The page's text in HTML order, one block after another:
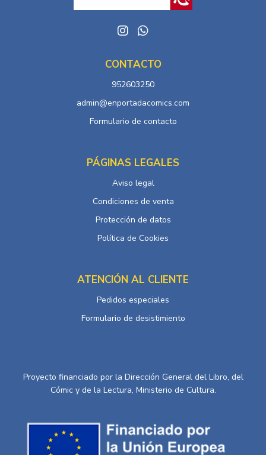
CONTACTO
952603250
admin@enportadacomics.com
Formulario de contacto
PÁGINAS LEGALES
Aviso legal
Condiciones de venta
Protección de datos
Política de Cookies
ATENCIÓN AL CLIENTE
Pedidos especiales
Formulario de desistimiento
Proyecto financiado por la Dirección General del Libro, del
Cómic y de la Lectura, Ministerio de Cultura.